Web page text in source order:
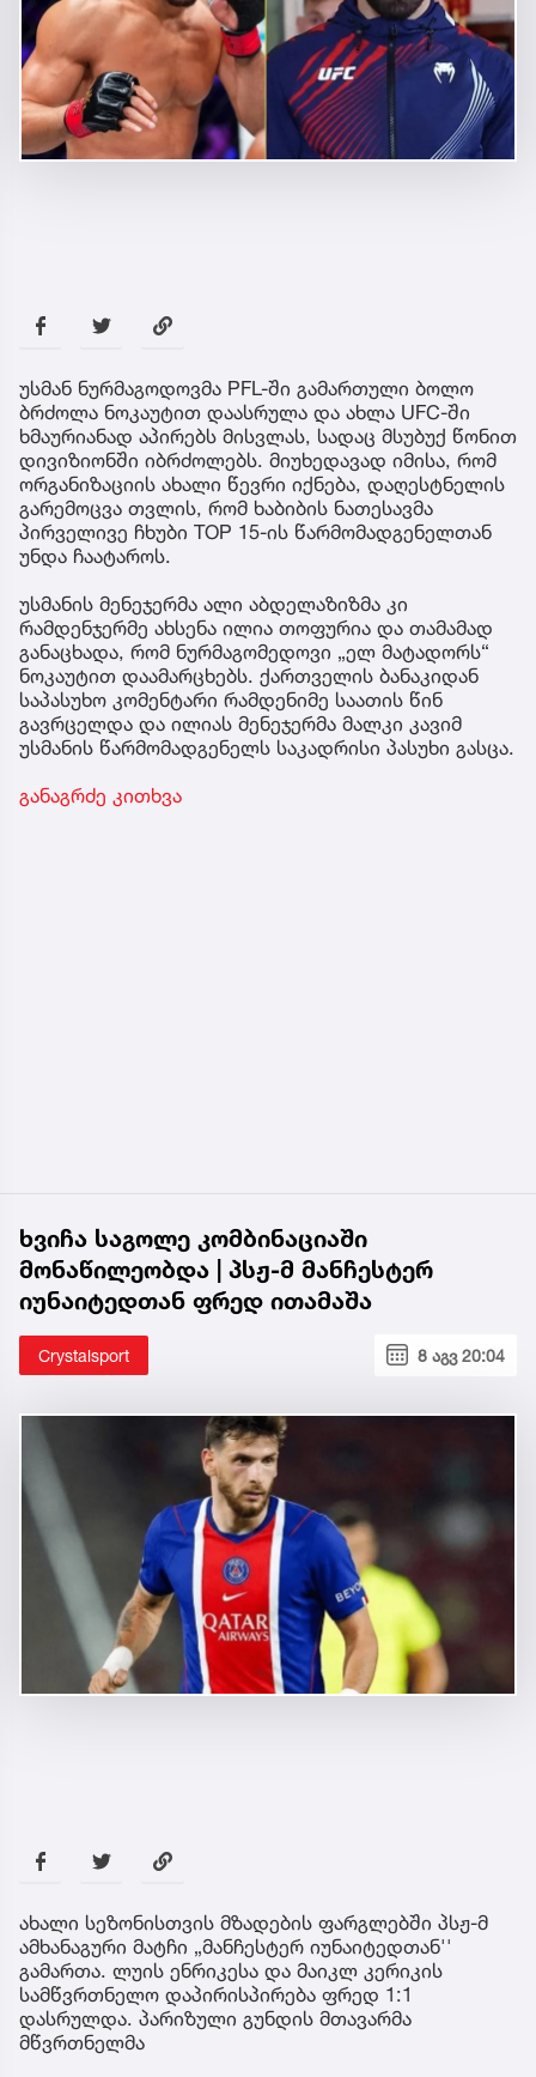
უსმან ნურმაგოდოვმა PFL-ში გამართული ბოლო
ბრძოლა ნოკაუტით დაასრულა და ახლა UFC-ში
ხმაურიანად აპირებს მისვლას, სადაც მსუბუქ წონით
დივიზიონში იბრძოლებს. მიუხედავად იმისა, რომ
ორგანიზაციის ახალი წევრი იქნება, დაღესტნელის
გარემოცვა თვლის, რომ ხაბიბის ნათესავმა
პირველივე ჩხუბი TOP 15-ის წარმომადგენელთან
უნდა ჩაატაროს.
უსმანის მენეჯერმა ალი აბდელაზიზმა კი
რამდენჯერმე ახსენა ილია თოფურია და თამამად
განაცხადა, რომ ნურმაგომედოვი „ელ მატადორს“
ნოკაუტით დაამარცხებს. ქართველის ბანაკიდან
საპასუხო კომენტარი რამდენიმე საათის წინ
გავრცელდა და ილიას მენეჯერმა მალკი კავიმ
უსმანის წარმომადგენელს საკადრისი პასუხი გასცა.
განაგრძე კითხვა
ხვიჩა საგოლე კომბინაციაში
მონაწილეობდა | პსჟ-მ მანჩესტერ
იუნაიტედთან ფრედ ითამაშა
Crystalsport 8 აგვ 20:04
ახალი სეზონისთვის მზადების ფარგლებში პსჟ-მ
ამხანაგური მატჩი „მანჩესტერ იუნაიტედთან''
გამართა. ლუის ენრიკესა და მაიკლ კერიკის
სამწვრთნელო დაპირისპირება ფრედ 1:1
დასრულდა. პარიზული გუნდის მთავარმა
მწვრთნელმა